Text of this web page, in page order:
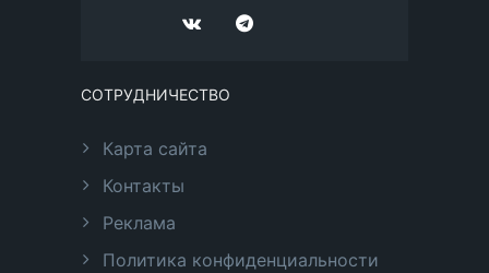
СОТРУДНИЧЕСТВО
Карта сайта
Контакты
Реклама
Политика конфиденциальности